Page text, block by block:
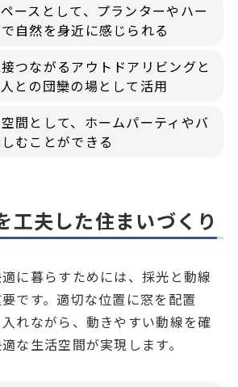
ースとして、プランターやハー
自然を身近に感じられる
つながるアウトドアリビングと
との団欒の場として活用
間として、ホームパーティやバ
むことができる
工夫した住まいづくり
に暮らすためには、採光と動線
です。適切な位置に窓を配置
れながら、動きやすい動線を確
な生活空間が実現します。